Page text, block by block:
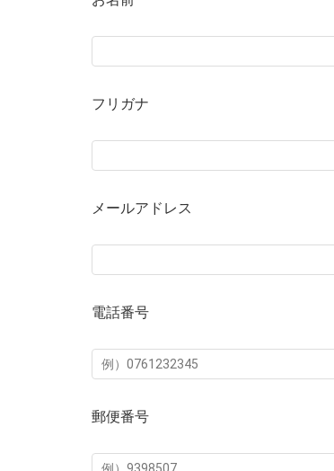
フリガナ
メールアドレス
電話番号
郵便番号